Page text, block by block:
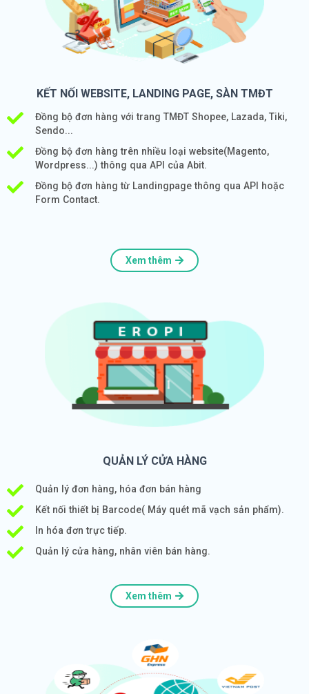
KẾT NỐI WEBSITE, LANDING PAGE, SÀN TMĐT
Đồng bộ đơn hàng với trang TMĐT Shopee, Lazada, Tiki,
Sendo...
Đồng bộ đơn hàng trên nhiều loại website(Magento,
Wordpress...) thông qua API của Abit.
Đồng bộ đơn hàng từ Landingpage thông qua API hoặc
Form Contact.
Xem thêm
QUẢN LÝ CỬA HÀNG
Quản lý đơn hàng, hóa đơn bán hàng
Kết nối thiết bị Barcode( Máy quét mã vạch sản phẩm).
In hóa đơn trực tiếp.
Quản lý cửa hàng, nhân viên bán hàng.
Xem thêm